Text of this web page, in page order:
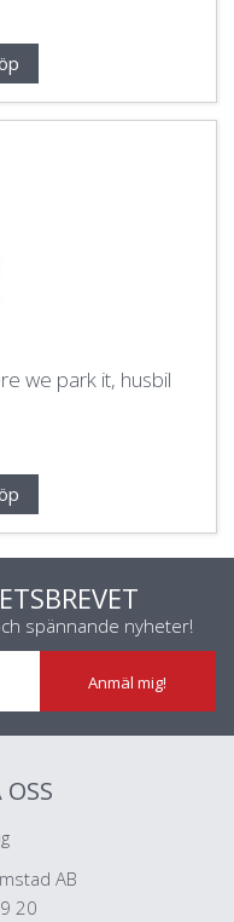
we park it, husbil
spännande nyheter!
Anmäl mig!
AB
20